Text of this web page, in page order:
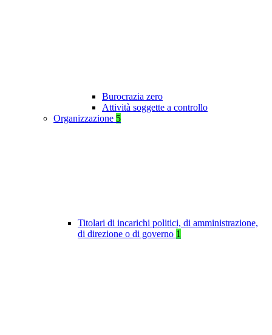
Burocrazia zero
Attività soggette a controllo
Organizzazione 5
Titolari di incarichi politici, di amministrazione,
di direzione o di governo 1